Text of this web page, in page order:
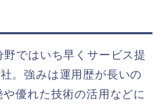
ではいち早くサービス提
。強みは運用歴が長いの
優れた技術の活用などに